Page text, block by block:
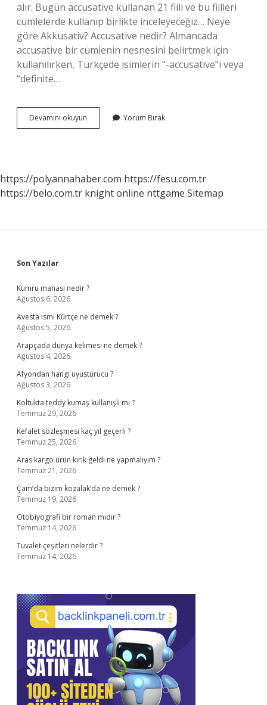
alır. Bugün accusative kullanan 21 fiili ve bu fiilleri
cümlelerde kullanıp birlikte inceleyeceğiz… Neye
göre Akkusativ? Accusative nedir? Almancada
accusative bir cümlenin nesnesini belirtmek için
kullanılırken, Türkçede isimlerin “-accusative”i veya
“definite…
Devamını okuyun Akkusativ
Nesne
Yorum Bırak
https://polyannahaber.com https://fesu.com.tr
https://belo.com.tr knight online nttgame Sitemap
Sidebar
Son Yazılar
Kumru manası nedir ?
Ağustos 6, 2026
Avesta ismi Kürtçe ne demek ?
Ağustos 5, 2026
Arapçada dünya kelimesi ne demek ?
Ağustos 4, 2026
Afyondan hangi uyusturucu ?
Ağustos 3, 2026
Koltukta teddy kumaş kullanışlı mı ?
Temmuz 29, 2026
Kefalet sözleşmesi kaç yıl geçerli ?
Temmuz 25, 2026
Aras kargo ürün kırık geldi ne yapmalıyım ?
Temmuz 21, 2026
Çam’da bizim kozalak’da ne demek ?
Temmuz 19, 2026
Otobiyografi bir roman mıdır ?
Temmuz 14, 2026
Tuvalet çeşitleri nelerdir ?
Temmuz 14, 2026